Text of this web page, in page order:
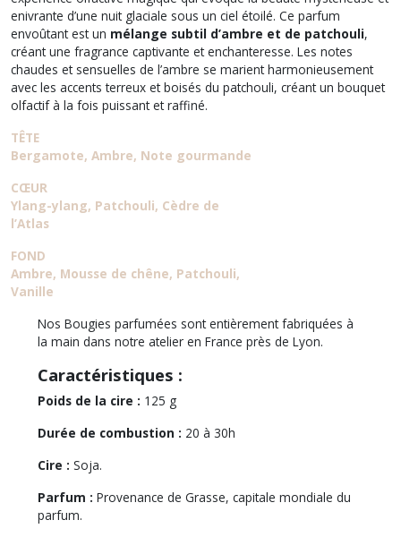
enivrante d’une nuit glaciale sous un ciel étoilé. Ce parfum
envoûtant est un mélange subtil d’ambre et de patchouli,
créant une fragrance captivante et enchanteresse. Les notes
chaudes et sensuelles de l’ambre se marient harmonieusement
avec les accents terreux et boisés du patchouli, créant un bouquet
olfactif à la fois puissant et raffiné.
TÊTE
Bergamote, Ambre, Note gourmande
CŒUR
Ylang-ylang, Patchouli, Cèdre de
l’Atlas
FOND
Ambre, Mousse de chêne, Patchouli,
Vanille
Nos Bougies parfumées sont entièrement fabriquées à
la main dans notre atelier en France près de Lyon.
Caractéristiques :
Poids de la cire : 125 g
Durée de combustion : 20 à 30h
Cire : Soja.
Parfum : Provenance de Grasse, capitale mondiale du
parfum.